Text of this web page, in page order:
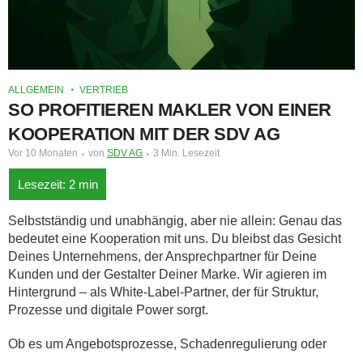
ALLGEMEIN VERTRIEB
SO PROFITIEREN MAKLER VON EINER
KOOPERATION MIT DER SDV AG
Vor 10 Monaten von SDV AG 3 Min. Lesezeit
Selbstständig und unabhängig, aber nie allein: Genau das
bedeutet eine Kooperation mit uns. Du bleibst das Gesicht
Deines Unternehmens, der Ansprechpartner für Deine
Kunden und der Gestalter Deiner Marke. Wir agieren im
Hintergrund – als White-Label-Partner, der für Struktur,
Prozesse und digitale Power sorgt.
Ob es um Angebotsprozesse, Schadenregulierung oder